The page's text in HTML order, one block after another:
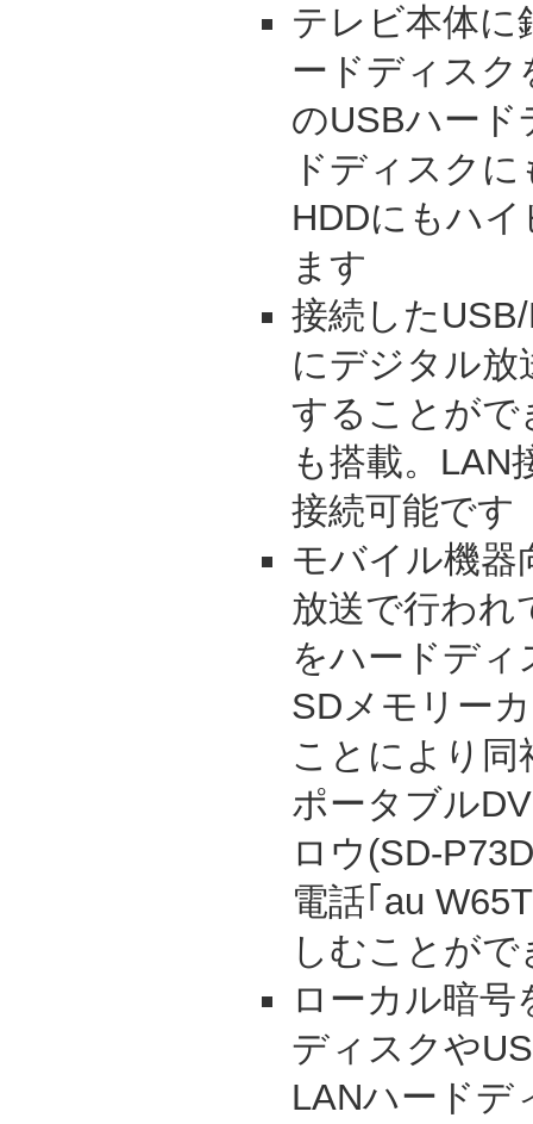
テレビ本体に
ードディスク
のUSBハード
ドディスク
HDDにもハ
ます
接続した
にデジタル放
することがで
も搭載。LAN
接続可能です
モバイル機器
放送で行われ
をハードディ
SDメモリー
ことにより同
ポータブル
ロウ(SD-
電話｢au
しむことがで
ローカル暗号
ディスクや
LANハードデ